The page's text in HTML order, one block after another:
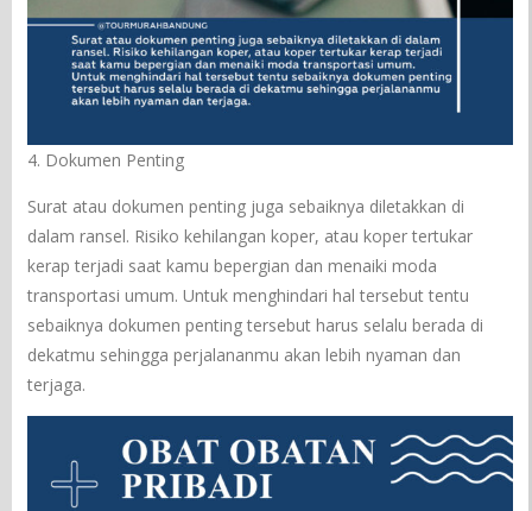
4. Dokumen Penting
Surat atau dokumen penting juga sebaiknya diletakkan di
dalam ransel. Risiko kehilangan koper, atau koper tertukar
kerap terjadi saat kamu bepergian dan menaiki moda
transportasi umum. Untuk menghindari hal tersebut tentu
sebaiknya dokumen penting tersebut harus selalu berada di
dekatmu sehingga perjalananmu akan lebih nyaman dan
terjaga.